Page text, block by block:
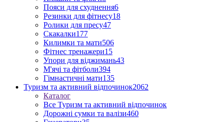
Пояси для схуднення6
Резинки для фітнесу18
Ролики для пресу47
Скакалки177
Килимки та мати506
Фітнес тренажери15
Упори для віджимань43
М'ячі та фітболи394
Гімнастичні мати135
Туризм та активний відпочинок2062
Каталог
Все Туризм та активний відпочинок
Дорожні сумки та валізи460